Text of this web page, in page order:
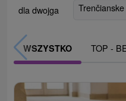
dla dwojga
WSZYSTKO TOP -